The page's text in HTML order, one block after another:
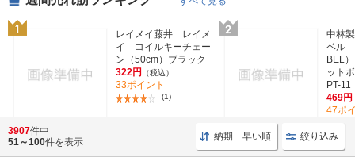
レイメイ藤井 レイメ
イ コイルキーチェー
ン（50cm）ブラック
322円
（税込）
33ポイント
(1)
中林
ベル
BEL
ット
PT-11
469円
47ポ
3907件中
51～100件を表示 納期 早い順 絞り込み